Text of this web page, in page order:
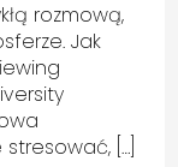
rozmową,
Jak
[…]